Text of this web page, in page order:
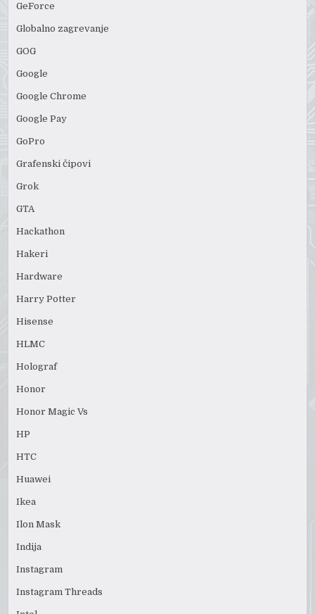
GeForce
Globalno zagrevanje
GOG
Google
Google Chrome
Google Pay
GoPro
Grafenski čipovi
Grok
GTA
Hackathon
Hakeri
Hardware
Harry Potter
Hisense
HLMC
Holograf
Honor
Honor Magic Vs
HP
HTC
Huawei
Ikea
Ilon Mask
Indija
Instagram
Instagram Threads